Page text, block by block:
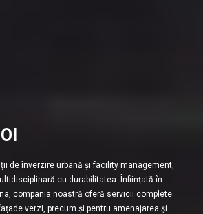
de înverzire urbană și facility management,
cu durabilitatea. Înființată în
compania noastră oferă servicii complete
verzi, precum și pentru amenajarea și